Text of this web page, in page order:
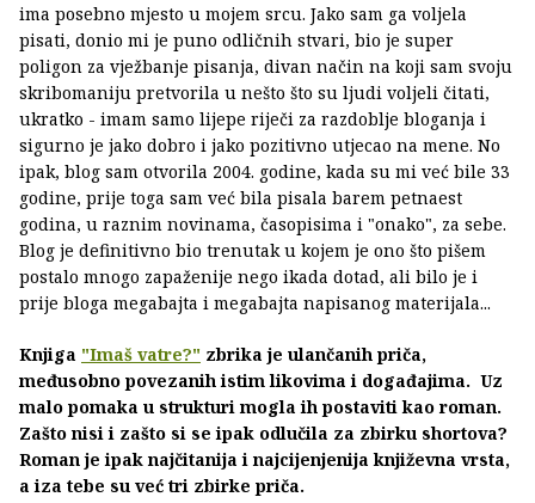
ima posebno mjesto u mojem srcu. Jako sam ga voljela
pisati, donio mi je puno odličnih stvari, bio je super
poligon za vježbanje pisanja, divan način na koji sam svoju
skribomaniju pretvorila u nešto što su ljudi voljeli čitati,
ukratko - imam samo lijepe riječi za razdoblje bloganja i
sigurno je jako dobro i jako pozitivno utjecao na mene. No
ipak, blog sam otvorila 2004. godine, kada su mi već bile 33
godine, prije toga sam već bila pisala barem petnaest
godina, u raznim novinama, časopisima i "onako", za sebe.
Blog je definitivno bio trenutak u kojem je ono što pišem
postalo mnogo zapaženije nego ikada dotad, ali bilo je i
prije bloga megabajta i megabajta napisanog materijala...
Knjiga "Imaš vatre?" zbrika je ulančanih priča,
međusobno povezanih istim likovima i događajima. Uz
malo pomaka u strukturi mogla ih postaviti kao roman.
Zašto nisi i zašto si se ipak odlučila za zbirku shortova?
Roman je ipak najčitanija i najcijenjenija književna vrsta,
a iza tebe su već tri zbirke priča.